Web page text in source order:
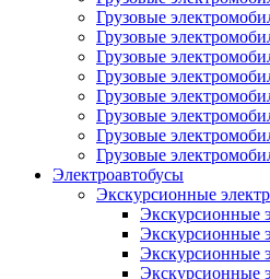
Грузовые
Грузовые
Грузовые
Грузовые
Грузовые
Грузовые
Грузовые
Грузовые
Электроавтобусы
Экскурсионные
Экскурсионные
Экскурсионные
Экскурсионные
Экскурсионные